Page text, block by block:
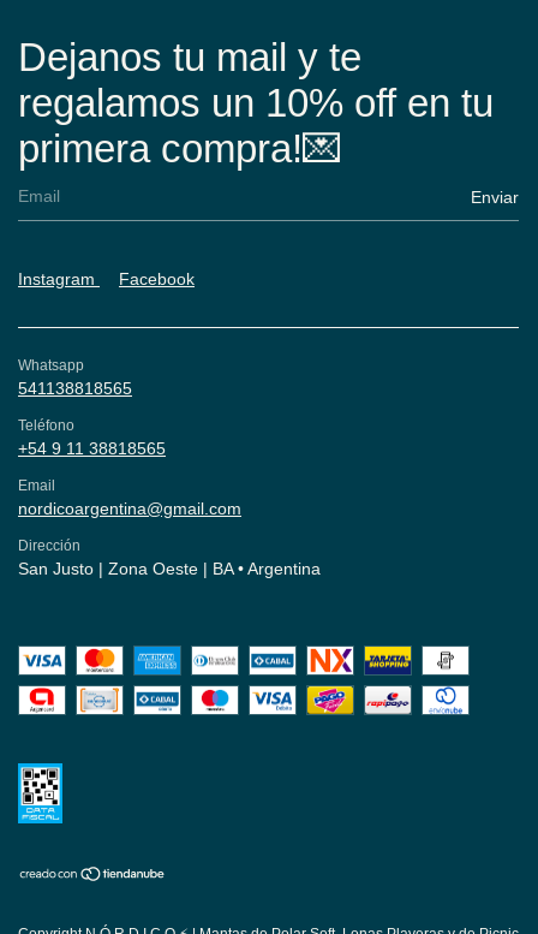
Dejanos tu mail y te
regalamos un 10% off en tu
primera compra!💌
Instagram Facebook
Whatsapp
541138818565
Teléfono
+54 9 11 38818565
Email
nordicoargentina@gmail.com
Dirección
San Justo | Zona Oeste | BA • Argentina